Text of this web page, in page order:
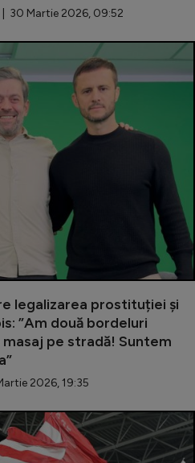
League
30 Martie 2026, 09:52
legalizarea prostituției și
”Am două bordeluri
pe stradă! Suntem
2026, 19:35